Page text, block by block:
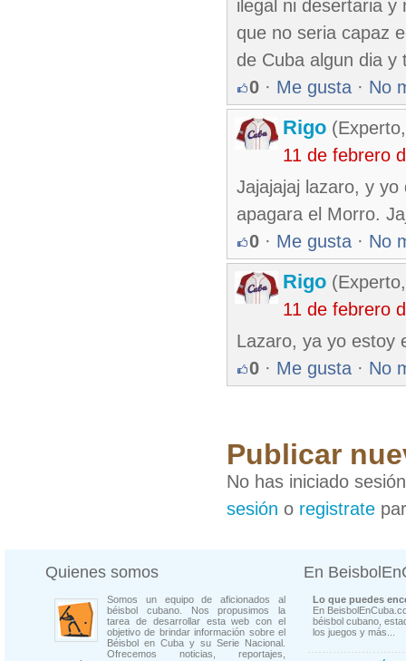
ilegal ni desertaria y
que no seria capaz
de Cuba algun dia y
0 · Me gusta · No
Rigo
11 de febrero
Jajajajaj lazaro, y
apagara el Morro.
0 · Me gusta · No
Rigo
11 de febrero
Lazaro, ya yo estoy
0 · Me gusta · No
Publicar
No has iniciado
sesión o registrate
Quienes somos
Somos un equipo de aficionados al
béisbol cubano. Nos propusimos la
tarea de desarrollar esta web con el
objetivo de brindar información sobre el
Béisbol en Cuba y su Serie Nacional.
Ofrecemos noticias, reportajes,
En
Lo que puedes
En
béisbol cubano,
los juegos y más...